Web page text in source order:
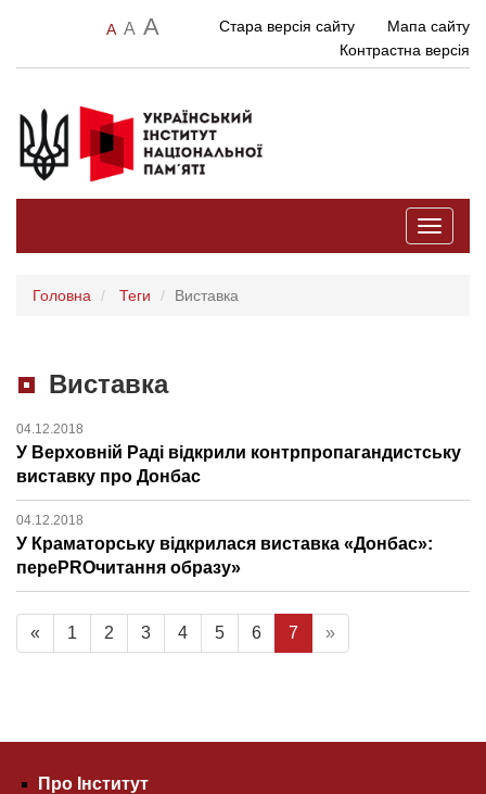
A A A Стара версія сайту
Мапа сайту
Контрастна версія
Toggle
Головна Теги Виставка
Виставка
04.12.2018
У Верховній Раді відкрили контрпропагандистську
виставку про Донбас
04.12.2018
У Краматорську відкрилася виставка «Донбас»:
переPROчитання образу»
« 1 2 3 4 5 6 7 »
Про Інститут